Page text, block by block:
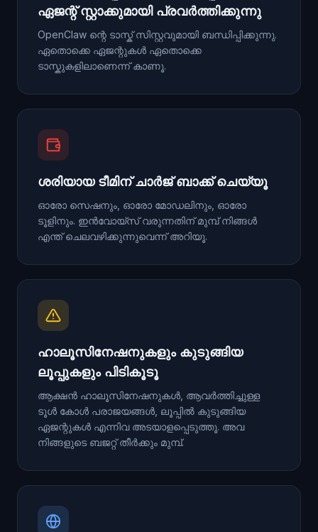
ഏജന്റ് സ്റ്റാക്കുമായി പ്രവർത്തിക്കുന്നു
OpenClaw ന്റെ ടാസ്ക് സിസ്റ്റവുമായി ബന്ധിപ്പിക്കുന്നു.
ഏതൊക്കെ ഏജന്റുകൾ ഏതൊക്കെ
ടാസ്കുകളിലാണെന്ന് കാണൂ.
ശരിയായ ടീമിന് ചാർജ് ബാക്ക് ചെയ്യൂ
ഓരോ സെഷനും, ഓരോ മോഡലിനും, ഓരോ
ടൂളിനും. ഇൻവോയ്സ് വരുന്നതിന് മുമ്പ് നിങ്ങൾ
എന്ത് ചെലവഴിക്കുന്നുവെന്ന് അറിയൂ.
ഹാലൂസിനേഷനുകളും കുടുങ്ങിയ
ലൂപ്പുകളും പിടികൂടൂ
ആക്ഷൻ ഹാലൂസിനേഷനുകൾ, ആവർത്തിച്ചുള്ള
ടൂൾ കോൾ പരാജയങ്ങൾ, ലൂപ്പിൽ കുടുങ്ങിയ
ഏജന്റുകൾ എന്നിവ അടയാളപ്പെടുത്തൂ. അവ
നിങ്ങളുടെ ബജറ്റ് തീർക്കും മുമ്പ്.